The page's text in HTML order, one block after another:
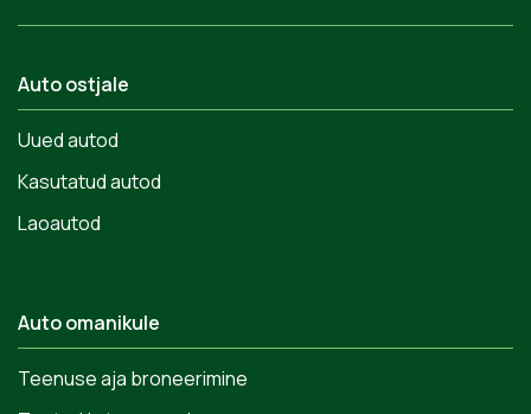
Auto ostjale
Uued autod
Kasutatud autod
Laoautod
Auto omanikule
Teenuse aja broneerimine